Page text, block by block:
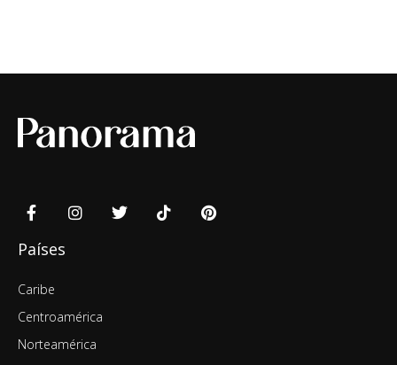
Países
Caribe
Centroamérica
Norteamérica